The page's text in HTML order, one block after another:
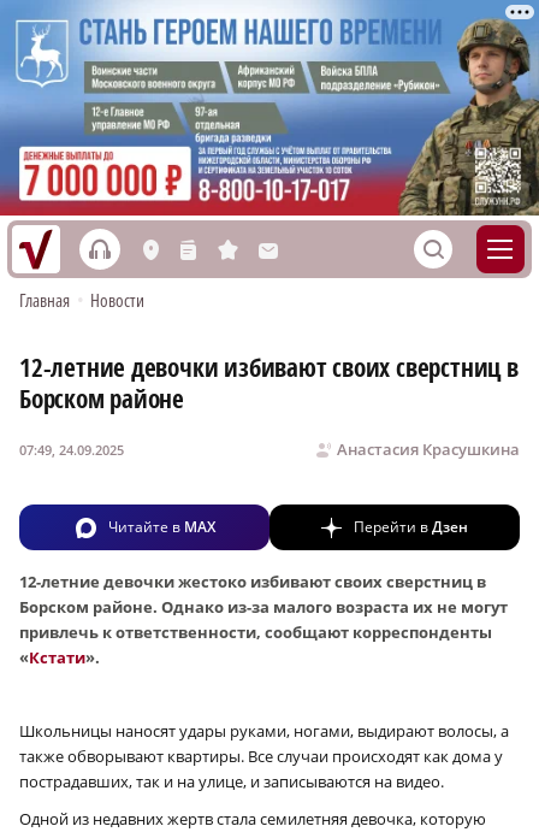
h L n s M S
Главная • Новости
12-летние девочки избивают своих сверстниц в
Борском районе
Анастасия Красушкина
07:49, 24.09.2025
Читайте в MAX Перейти вДзен
12-летние девочки жестоко избивают своих сверстниц в
Борском районе. Однако из-за малого возраста их не могут
привлечь к ответственности, сообщают корреспонденты
«Кстати».
Школьницы наносят удары руками, ногами, выдирают волосы, а
также обворывают квартиры. Все случаи происходят как дома у
пострадавших, так и на улице, и записываются на видео.
Одной из недавних жертв стала семилетняя девочка, которую